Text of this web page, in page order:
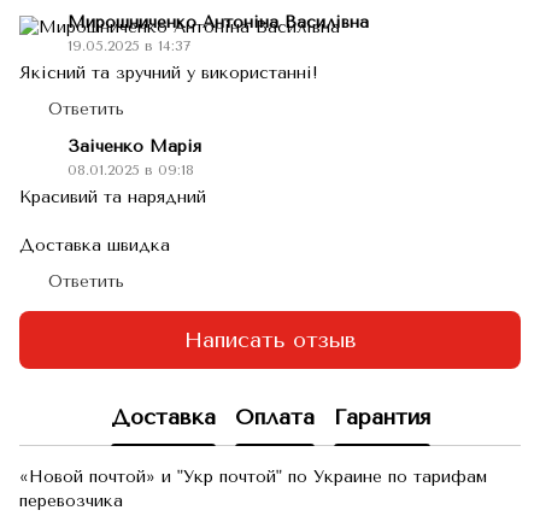
Мирошниченко Антоніна Василівна
19.05.2025 в 14:37
Якісний та зручний у використанні!
Ответить
Заіченко Марія
08.01.2025 в 09:18
Красивий та нарядний
Доставка швидка
Ответить
Написать отзыв
Доставка Оплата Гарантия
«Новой почтой» и "Укр почтой" по Украине по тарифам
перевозчика